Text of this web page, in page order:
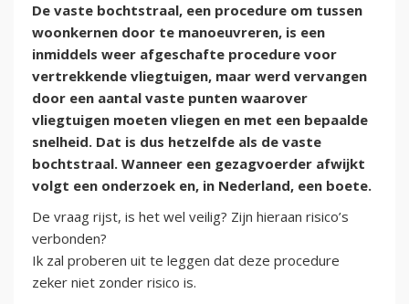
De vaste bochtstraal, een procedure om tussen
woonkernen door te manoeuvreren, is een
inmiddels weer afgeschafte procedure voor
vertrekkende vliegtuigen, maar werd vervangen
door een aantal vaste punten waarover
vliegtuigen moeten vliegen en met een bepaalde
snelheid. Dat is dus hetzelfde als de vaste
bochtstraal. Wanneer een gezagvoerder afwijkt
volgt een onderzoek en, in Nederland, een boete.
De vraag rijst, is het wel veilig? Zijn hieraan risico’s
verbonden?
Ik zal proberen uit te leggen dat deze procedure
zeker niet zonder risico is.